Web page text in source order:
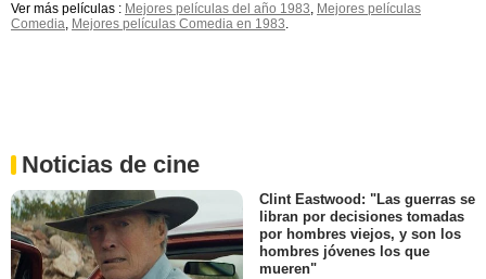
Ver más películas : Mejores películas del año 1983, Mejores películas
Comedia, Mejores películas Comedia en 1983.
Noticias de cine
Clint Eastwood: "Las guerras se
libran por decisiones tomadas
por hombres viejos, y son los
hombres jóvenes los que
mueren"